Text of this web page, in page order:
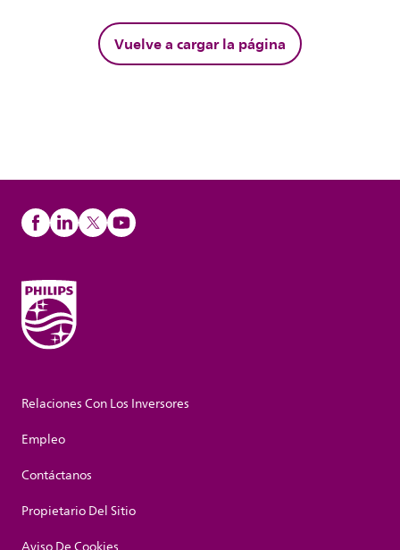
Vuelve a cargar la página
Relaciones Con Los Inversores
Empleo
Contáctanos
Propietario Del Sitio